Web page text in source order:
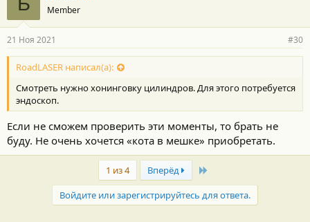
Member
21 Ноя 2021 #30
RoadLASER написал(а):
Смотреть нужно хонинговку цилиндров. Для этого потребуется
эндоскоп.
Если не сможем проверить эти моменты, то брать не
буду. Не очень хочется «кота в мешке» приобретать.
1 из 4 Вперёд Last
Войдите или зарегистрируйтесь для ответа.